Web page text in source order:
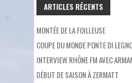
ARTICLES RÉCENTS
MONTÉE DE LA FOILLEUSE
COUPE DU MONDE PONTE DI
INTERVIEW RHÔNE FM AVEC
DÉBUT DE SAISON À ZERMATT